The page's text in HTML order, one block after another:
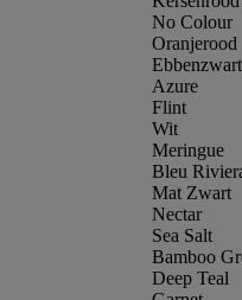
No Colour
Oranjerood
Ebbenzwart
Azure
Flint
Wit
Meringue
Bleu
Mat Zwart
Nectar
Sea Salt
Bamboo
Deep Teal